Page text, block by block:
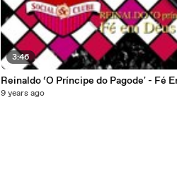
3:46
Reinaldo ‘O Príncipe do Pagode' - Fé
9 years ago